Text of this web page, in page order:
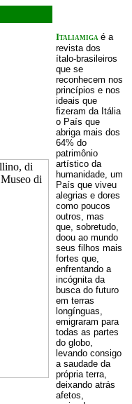
Italiamiga é a
revista dos
ítalo-brasileiros
que se
reconhecem nos
princípios e nos
ideais que
fizeram da Itália
o País que
abriga mais dos
64% do
patrimônio
artístico da
humanidade, um
País que viveu
alegrias e dores
como poucos
outros, mas
que, sobretudo,
doou ao mundo
seus filhos mais
fortes que,
enfrentando a
incógnita da
busca do futuro
em terras
longínguas,
emigraram para
todas as partes
do globo,
levando consigo
a saudade da
própria terra,
deixando atrás
afetos,